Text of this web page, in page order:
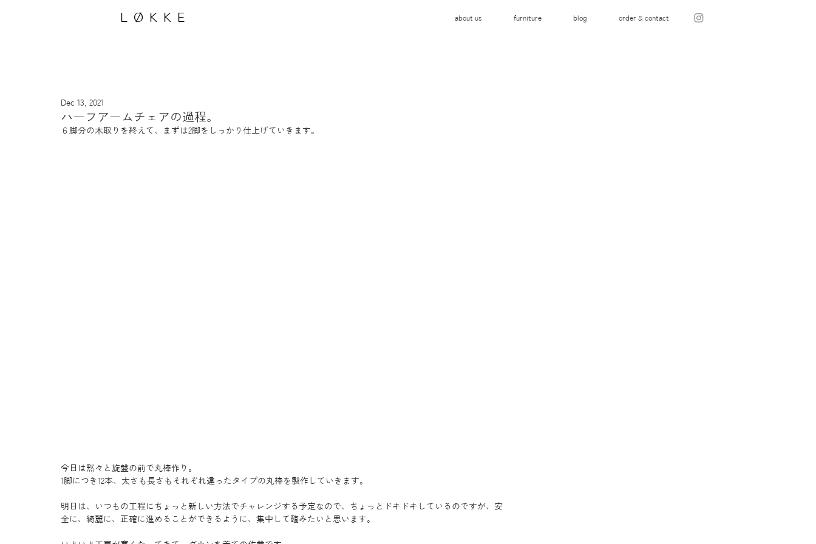
LØKKE about us furniture blog order & contact
ハーフアームチェアの過程。
Dec 13, 2021
６脚分の木取りを終えて、まずは2脚をしっかり仕上げていきます。
今日は黙々と旋盤の前で丸棒作り。
1脚につき12本、太さも長さもそれぞれ違ったタイプの丸棒を製作していきます。
明日は、いつもの工程にちょっと新しい方法でチャレンジする予定なので、ちょっとドキドキしているのですが、安
全に、綺麗に、正確に進めることができるように、集中して臨みたいと思います。